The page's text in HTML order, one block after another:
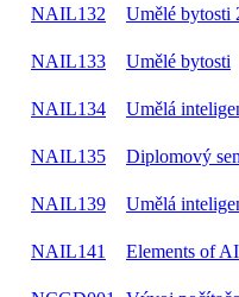
NAIL132 Umělé bytosti
NAIL133 Umělé bytosti
NAIL134 Umělá
NAIL135 Diplomový
NAIL139 Umělá
NAIL141 Elements of